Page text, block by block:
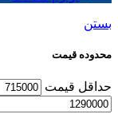
بستن
محدوده قیمت
حداقل قیمت